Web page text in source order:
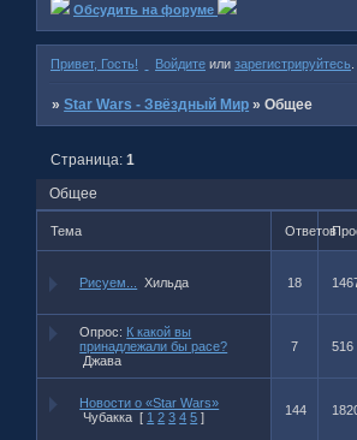
Обсудить на форуме
Привет, Гость! Войдите или зарегистрируйтесь
»Star Wars - Звёздный Мир »Общее
Общее
Страница:1
Тема Ответов
Рисуем... Хильда 18
Опрос: К какой вы
принадлежали бы расе?
Джава
7 516
Новости о «Star Wars»
Чубакка [ 1 2 3 4 5 ] 144